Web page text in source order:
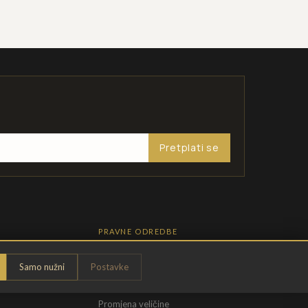
Samo nužni Postavke
Pretplati se
PRAVNE ODREDBE
Pravila privatnosti
Opći uvjeti
Promjena veličine